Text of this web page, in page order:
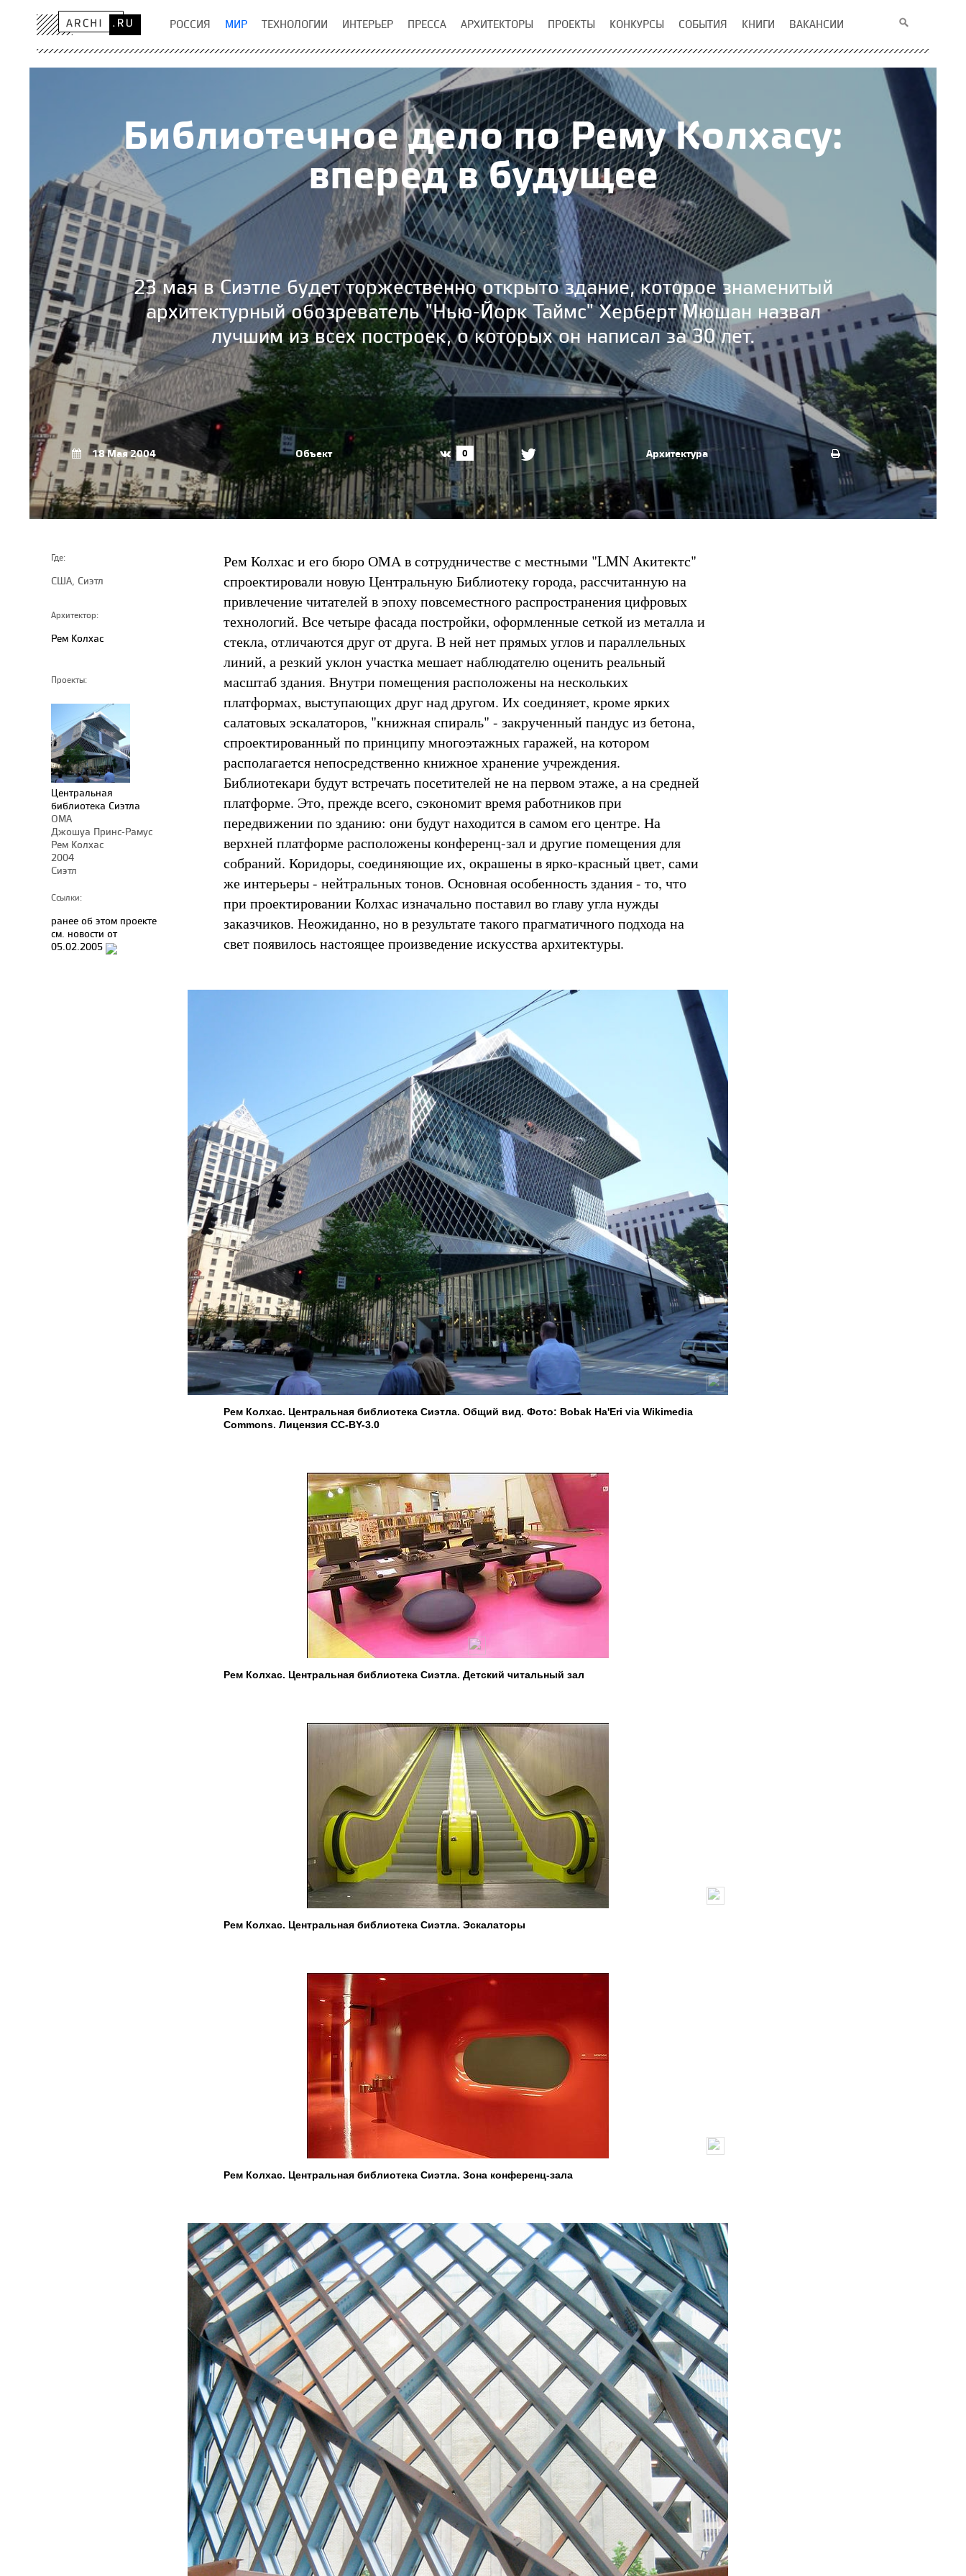
РОССИЯ МИР ТЕХНОЛОГИИ ИНТЕРЬЕР ПРЕССА АРХИТЕКТОРЫ ПРОЕКТЫ КОНКУРСЫ СОБЫТИЯ КНИГИ ВАКАНСИИ
Библиотечное дело по Рему Колхасу:
вперед в будущее
23 мая в Сиэтле будет торжественно открыто здание, которое знаменитый
архитектурный обозреватель "Нью-Йорк Таймс" Херберт Мюшан назвал
лучшим из всех построек, о которых он написал за 30 лет.
18 Мая 2004 Объект 0 Архитектура
Где:
США, Сиэтл
Архитектор:
Рем Колхас
Проекты:
Центральная
библиотека Сиэтла
OMA
Джошуа Принс-Рамус
Рем Колхас
2004
Сиэтл
Ссылки:
ранее об этом проекте
см. новости от
05.02.2005
Рем Колхас и его бюро ОМА в сотрудничестве с местными "LMN Акитектс"
спроектировали новую Центральную Библиотеку города, рассчитанную на
привлечение читателей в эпоху повсеместного распространения цифровых
технологий. Все четыре фасада постройки, оформленные сеткой из металла и
стекла, отличаются друг от друга. В ней нет прямых углов и параллельных
линий, а резкий уклон участка мешает наблюдателю оценить реальный
масштаб здания. Внутри помещения расположены на нескольких
платформах, выступающих друг над другом. Их соединяет, кроме ярких
салатовых эскалаторов, "книжная спираль" - закрученный пандус из бетона,
спроектированный по принципу многоэтажных гаражей, на котором
располагается непосредственно книжное хранение учреждения.
Библиотекари будут встречать посетителей не на первом этаже, а на средней
платформе. Это, прежде всего, сэкономит время работников при
передвижении по зданию: они будут находится в самом его центре. На
верхней платформе расположены конференц-зал и другие помещения для
собраний. Коридоры, соединяющие их, окрашены в ярко-красный цвет, сами
же интерьеры - нейтральных тонов. Основная особенность здания - то, что
при проектировании Колхас изначально поставил во главу угла нужды
заказчиков. Неожиданно, но в результате такого прагматичного подхода на
свет появилось настоящее произведение искусства архитектуры.
Рем Колхас. Центральная библиотека Сиэтла. Общий вид. Фото: Bobak Ha'Eri via Wikimedia
Commons. Лицензия CC-BY-3.0
Рем Колхас. Центральная библиотека Сиэтла. Детский читальный зал
Рем Колхас. Центральная библиотека Сиэтла. Эскалаторы
Рем Колхас. Центральная библиотека Сиэтла. Зона конференц-зала